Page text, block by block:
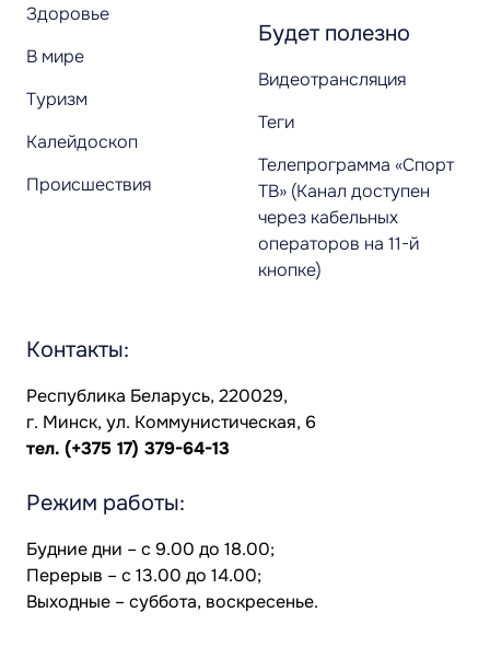
Здоровье
В мире
Туризм
Калейдоскоп
Происшествия
Будет полезно
Видеотрансляция
Теги
Телепрограмма «Спорт
ТВ» (Канал доступен
через кабельных
операторов на 11-й
кнопке)
Контакты:
Республика Беларусь, 220029,
г. Минск, ул. Коммунистическая, 6
тел. (+375 17) 379-64-13
Режим работы:
Будние дни – с 9.00 до 18.00;
Перерыв – с 13.00 до 14.00;
Выходные – суббота, воскресенье.